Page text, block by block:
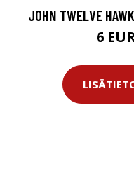
JOHN TWELVE
6